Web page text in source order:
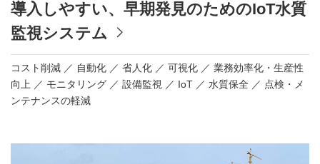
導入しやすい、早期発見のためのIoT水質
監視システム
コスト削減 自動化 省人化 可視化
業務効率化・生産性
向上
モニタリング 設備監視 IoT 水質保全
点検・メ
ンテナンスの軽減